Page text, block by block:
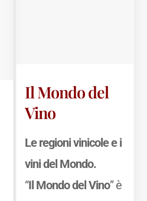
Il Mondo del
Vino
Le regioni vinicole e i
vini del Mondo.
“Il Mondo del Vino” è